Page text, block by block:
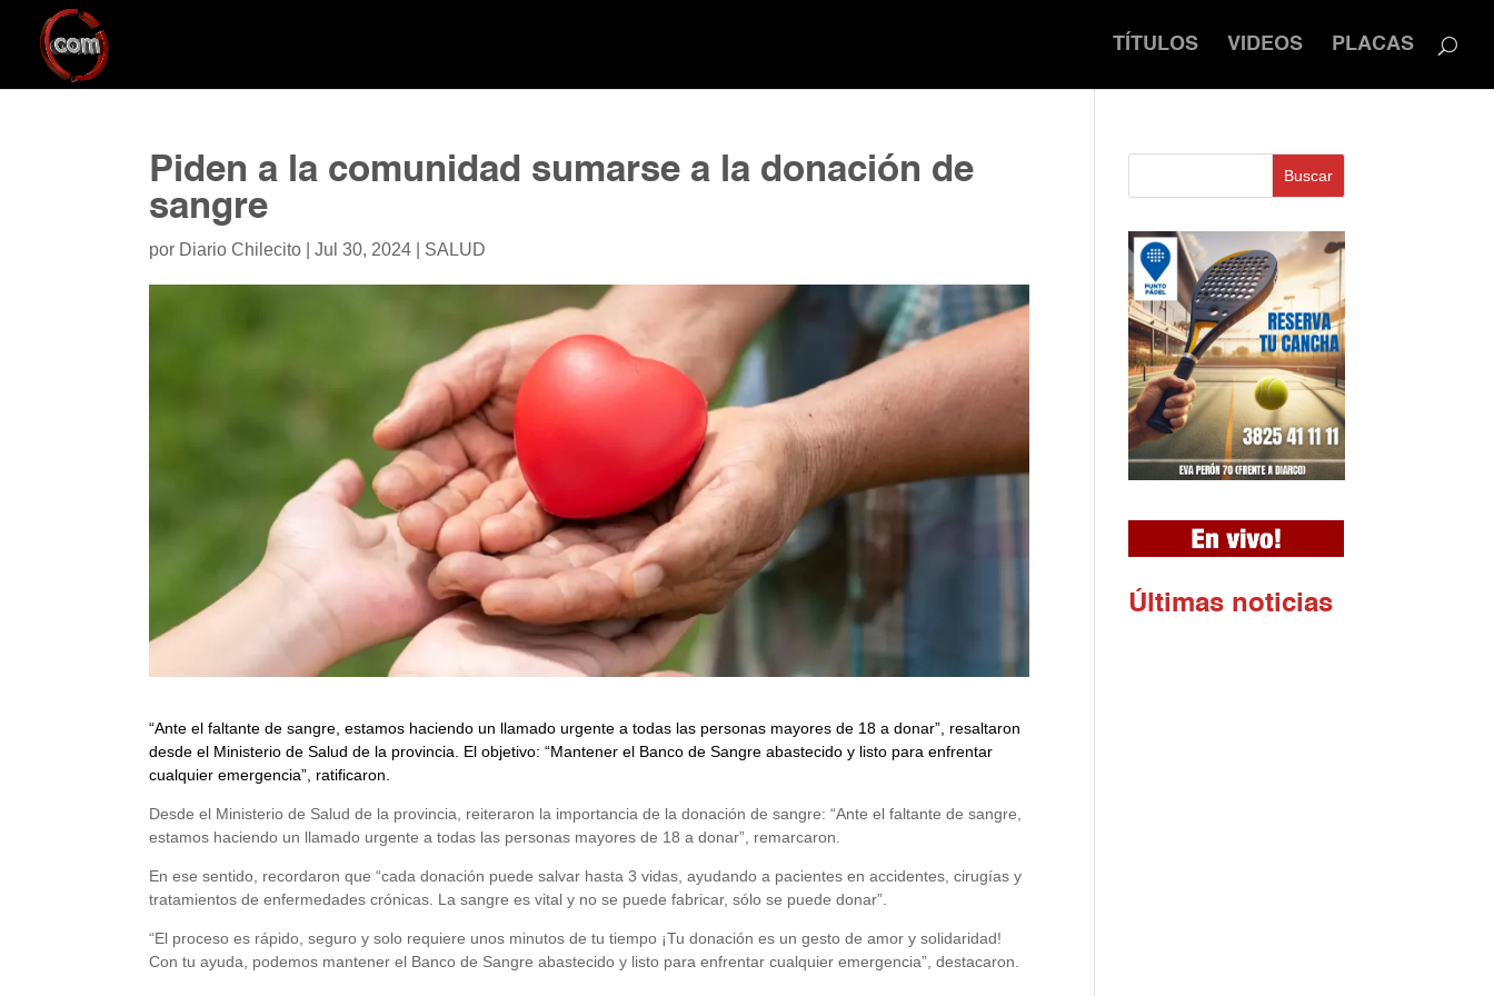
TÍTULOS VIDEOS PLACAS
Piden a la comunidad sumarse a la donación de
sangre
por Diario Chilecito |Jul 30, 2024 SALUD
“Ante el faltante de sangre, estamos haciendo un llamado urgente a todas las personas mayores de 18 a donar”, resaltaron
desde el Ministerio de Salud de la provincia. El objetivo: “Mantener el Banco de Sangre abastecido y listo para enfrentar
cualquier emergencia”, ratificaron.
Desde el Ministerio de Salud de la provincia, reiteraron la importancia de la donación de sangre: “Ante el faltante de sangre,
estamos haciendo un llamado urgente a todas las personas mayores de 18 a donar”, remarcaron.
En ese sentido, recordaron que “cada donación puede salvar hasta 3 vidas, ayudando a pacientes en accidentes, cirugías y
tratamientos de enfermedades crónicas. La sangre es vital y no se puede fabricar, sólo se puede donar”.
“El proceso es rápido, seguro y solo requiere unos minutos de tu tiempo ¡Tu donación es un gesto de amor y solidaridad!
Con tu ayuda, podemos mantener el Banco de Sangre abastecido y listo para enfrentar cualquier emergencia”, destacaron.
Buscar
Ú ltimas noticias